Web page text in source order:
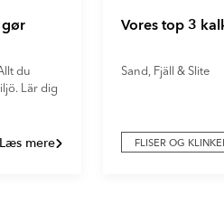
gør
du
Lär dig
Læs mere
Vores top 3
Sand, Fjäll & Slite
FLISER OG